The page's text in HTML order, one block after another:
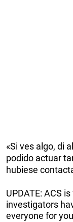
«Si ves algo, di
podido actuar
hubiese
UPDATE: ACS
investigators
everyone for